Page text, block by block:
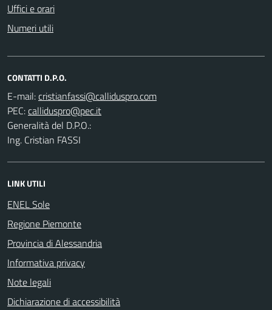
Uffici e orari
Numeri utili
CONTATTI D.P.O.
E-mail:
PEC:
Generalità del D.P.O.:
Ing. Cristian FASSI
LINK UTILI
ENEL Sole
Regione Piemonte
Provincia di Alessandria
Informativa privacy
Note legali
Dichiarazione di accessibilità